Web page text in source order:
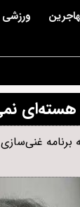
ورزشی
هسته‌ای
برنامه